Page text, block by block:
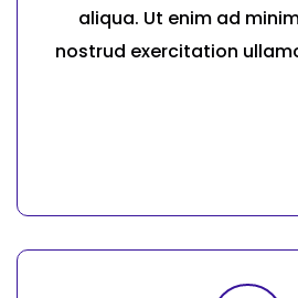
aliqua. Ut enim ad
nostrud exercitation